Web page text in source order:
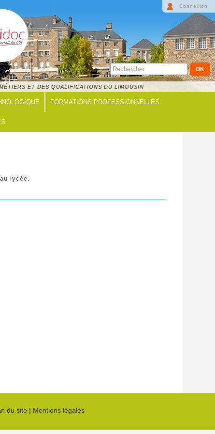
ET DES QUALIFICATIONS DU LIMOUSIN
Connexion
FORMATIONS PROFESSIONNELLES
lycée.
du site | Mentions légales